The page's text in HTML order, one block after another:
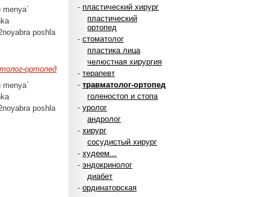
- пластический хирург
пластический
ортопед
- стоматолог
пластика лица
челюстная хирургия
- терапевт
- травматолог-ортопед
голеностоп и стопа
- уролог
андролог
- хирург
сосудистый хирург
- худеем...
- эндокринолог
диабет
- ординаторская
menya`
poshla
ортопед
menya`
poshla